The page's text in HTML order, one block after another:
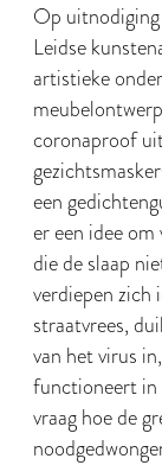
Op
Leidse
artistieke
coronaproof
een
er een idee om
die de slaap
verdiepen zich
straatvrees,
van het virus
functioneert in
vraag hoe de